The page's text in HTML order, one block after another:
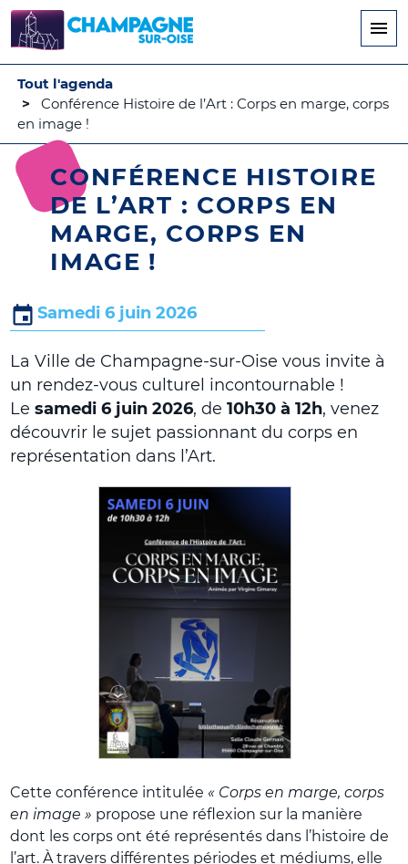
Tout l'agenda
Conférence Histoire de l’Art : Corps en marge, corps
en image !
CONFÉRENCE HISTOIRE
DE L’ART : CORPS EN
MARGE, CORPS EN
IMAGE !
Samedi 6 juin 2026
La Ville de Champagne-sur-Oise vous invite à
un rendez-vous culturel incontournable !
Lesamedi 6 juin 2026, de10h30 à 12h, venez
découvrir le sujet passionnant du corps en
représentation dans l’Art.
Cette conférence intitulée « Corps en marge, corps
en image » propose une réflexion sur la manière
dont les corps ont été représentés dans l’histoire de
l’art. À travers différentes périodes et médiums, elle